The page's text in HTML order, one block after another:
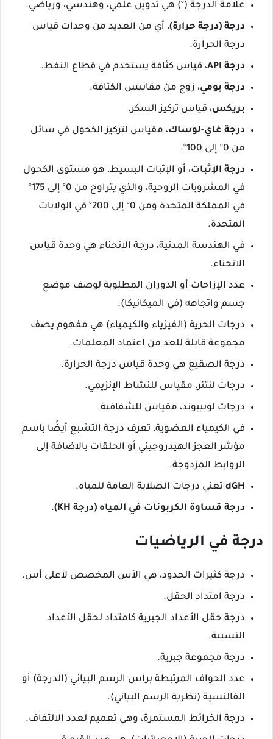
علامة الدرجة (°) هي تدوين علمي، وهندسي، ورياضي.
درجة (درجة حرارة)، أي من العديد من وحدات قياس
درجة الحرارة.
درجة API ، قياس كثافة يستخدم في قطاع النفط.
درجة بومي، زوج من مقاييس الكثافة.
بريكس، قياس تركيز السكر.
درجة غاي-لوساك، مقياس لتركيز الكحول في سائل
من 0° إلى 100°.
درجة الإثبات، أو الإثبات البسيط، هو مستوى الكحول
في المشروبات الروحية، والذي يتراوح من 0° إلى 175°
في المملكة المتحدة ومن 0° إلى 200° في الولايات
المتحدة.
في الهندسة المدنية، درجة الانحناء هي وحدة قياس
الانحناء.
عدد الإزاحات أو الدوران المطلوبة لوصف موضع
جسم واتجاهه (في الميكانيكا).
درجات الحرية (الفيزياء والكيمياء) هي مفهوم يصف
مجموعة قابلة للعد من اعتماد المعلمات.
درجة الصقيع هي وحدة قياس درجة الحرارة.
درجات لنتنر، مقياس للنشاط الإنزيمي.
درجات لوبيبوند، مقياس للشفافية.
في الكيمياء العضوية، تعرف درجة التشبع أيضًا باسم
مؤشر العجز الهيدروجيني أو الحلقات بالإضافة إلى
الروابط المزدوجة.
dGH تعني درجات الصلابة العامة للمياه.
درجة قساوة الكربونات في المياه (درجة KH) .
درجة في الرياضيات
درجة كثيرات الحدود، هي الأس المخصص لأعلى أس.
درجة امتداد الحقل.
درجة حقل الأعداد الجبرية كامتداد لحقل الأعداد
النسبية.
درجة مجموعة جبرية.
عدد الحواف المرتبطة برأس الرسم البياني (الدرجة) أو
الفالنسية (نظرية الرسم البياني).
درجة الخرائط المستمرة، وهي تعميم لعدد الالتفاف.